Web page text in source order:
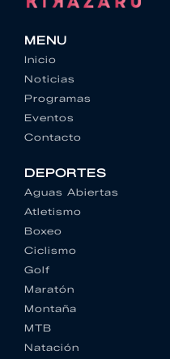
MENU
Inicio
Noticias
Programas
Eventos
Contacto
DEPORTES
Aguas Abiertas
Atletismo
Boxeo
Ciclismo
Golf
Maratón
Montaña
MTB
Natación